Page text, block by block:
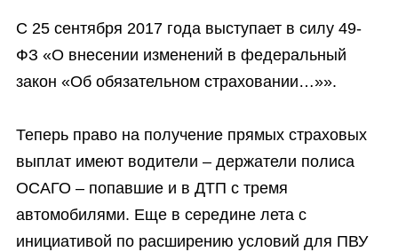
С 25 сентября 2017 года выступает в силу 49-
ФЗ «О внесении изменений в федеральный
закон «Об обязательном страховании…»».
Теперь право на получение прямых страховых
выплат имеют водители – держатели полиса
ОСАГО – попавшие и в ДТП с тремя
автомобилями. Еще в середине лета с
инициативой по расширению условий для ПВУ